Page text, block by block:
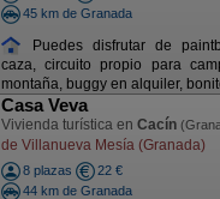
45 km de Granada
Puedes disfrutar de
caza, circuito propio para
montaña, buggy en alquiler,
Casa Veva
Vivienda turística en Cacín
de Villanueva Mesía (Granada)
8 plazas
22 €
44 km de Granada